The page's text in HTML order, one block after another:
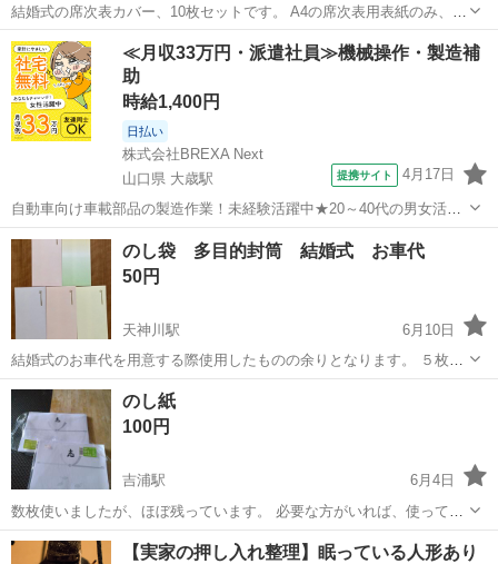
結婚式の席次表カバー、10枚セットです。 A4の席次表用表紙のみ、中
紙はありません。 席次表 表紙 208×218mm 2025年3月に、PIARY(ピ
アリー)というサイトで多めに注文した余りです。 届いてすぐ検品し
た...
広島 安芸郡 天神川駅 冠婚葬祭 PIARY
≪月収33万円・派遣社員≫機械操作・製造補
助
時給1,400円
日払い
株式会社BREXA Next
山口県 大歳駅
提携サイト 4月17日
自動車向け車載部品の製造作業！未経験活躍中★20～40代の男女活躍
中！友達同士での応募OK！備品付きワンルーム寮費無料！赴任旅費会
社負担！生活支援物資事前対応可◎格安食堂利用可！年間休日135日
♪《山口県山口市》 人気の工...
山口 山口市 大歳駅 その他
のし袋 多目的封筒 結婚式 お車代
50円
天神川駅
6月10日
結婚式のお車代を用意する際使用したものの余りとなります。 ５枚セ
ットです。
広島 安芸郡 天神川駅
のし紙
100円
吉浦駅
6月4日
数枚使いましたが、ほぼ残っています。 必要な方がいれば、使ってく
ださい。
広島 広島市 吉浦駅 冠婚葬祭
【実家の押し入れ整理】眠っている人形あり